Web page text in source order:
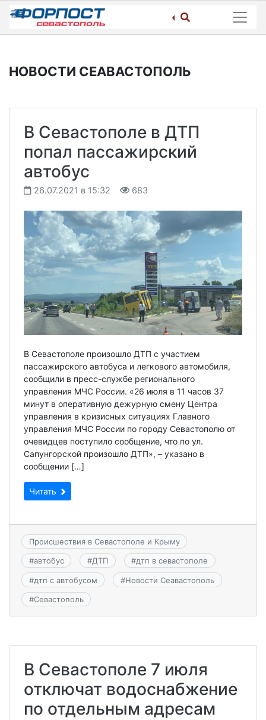
Skip
content
НОВОСТИ СЕАВАСТОПОЛЬ
В Севастополе в ДТП
попал пассажирский
автобус
26.07.2021 в 15:32 683
В Севастополе произошло ДТП с участием
пассажирского автобуса и легкового автомобиля,
сообщили в пресс-службе регионального
управления МЧС России. «26 июля в 11 часов 37
минут в оперативную дежурную смену Центра
управления в кризисных ситуациях Главного
управления МЧС России по городу Севастополю от
очевидцев поступило сообщение, что по ул.
Сапунгорской произошло ДТП», – указано в
сообщении […]
Читать
Происшествия в Севастополе и Крыму
#автобус #ДТП #дтп в севастополе
#дтп с автобусом #Новости Сеавастополь
#Севастополь
В Севастополе 7 июля
отключат водоснабжение
по отдельным адресам